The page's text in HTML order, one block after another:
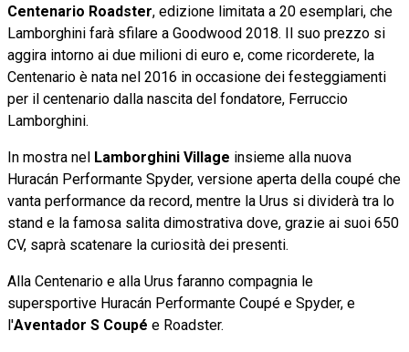
Centenario Roadster, edizione limitata a 20 esemplari, che
Lamborghini farà sfilare a Goodwood 2018. Il suo prezzo si
aggira intorno ai due milioni di euro e, come ricorderete, la
Centenario è nata nel 2016 in occasione dei festeggiamenti
per il centenario dalla nascita del fondatore, Ferruccio
Lamborghini.
In mostra nel Lamborghini Village insieme alla nuova
Huracán Performante Spyder, versione aperta della coupé che
vanta performance da record, mentre la Urus si dividerà tra lo
stand e la famosa salita dimostrativa dove, grazie ai suoi 650
CV, saprà scatenare la curiosità dei presenti.
Alla Centenario e alla Urus faranno compagnia le
supersportive Huracán Performante Coupé e Spyder, e
l'Aventador S Coupé e Roadster.